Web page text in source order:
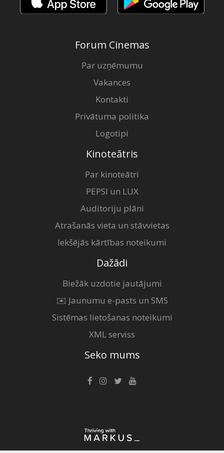
Forum Cinemas
Par uzņēmumu
Vakances
Kontakti
Privātuma politika
Logotipi
Kinoteātris
Par kinoteātri
PEPSI un LUX
Auditoriju plāni
Atrašanās vieta un stāvvietas
Iekšējās kārtības noteikumi
Dažādi
Biežāk uzdotie jautājumi
✉️ Jaunumu e-pasts un SMS
Sistēmas lietošanas noteikumi
XML serviss
Seko mums